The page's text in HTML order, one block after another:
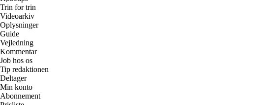
Trin for trin
Videoarkiv
Oplysninger
Guide
Vejledning
Kommentar
Job hos os
Tip redaktionen
Deltager
Min konto
Abonnement